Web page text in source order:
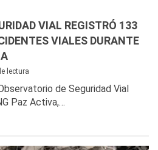
VIAL REGISTRÓ 133
VIALES DURANTE
lectura
de Seguridad Vial
Paz Activa,…